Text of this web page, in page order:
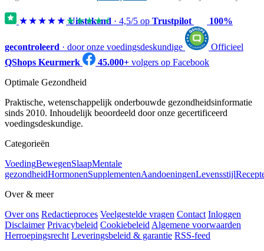
★★★★★★★★★★
Uitstekend · 4,5/5 op Trustpilot 100%
gecontroleerd · door onze voedingsdeskundige
Officieel
QShops Keurmerk
45.000+ volgers op Facebook
Optimale Gezondheid
Praktische, wetenschappelijk onderbouwde gezondheidsinformatie
sinds 2010. Inhoudelijk beoordeeld door onze gecertificeerd
voedingsdeskundige.
Categorieën
VoedingBewegenSlaapMentale
gezondheidHormonenSupplementenAandoeningenLevensstijl
Over & meer
Over ons Redactieproces Veelgestelde vragen Contact Inloggen
Disclaimer Privacybeleid Cookiebeleid Algemene voorwaarden
Herroepingsrecht Leveringsbeleid & garantie RSS-feed